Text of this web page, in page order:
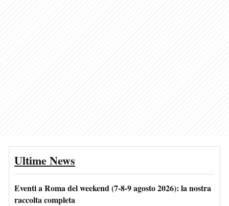
Ultime News
Eventi a Roma del weekend (7-8-9 agosto 2026): la nostra
raccolta completa